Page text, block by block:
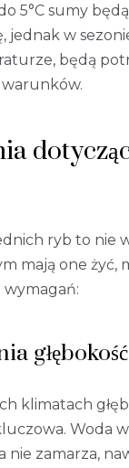
5°C sumy
jednak w
będą
ryb to nie
mają one żyć,
klimatach
Woda w
nie zamarza,